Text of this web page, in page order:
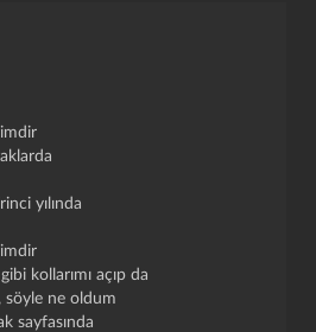
yılında
kollarımı açıp da
söyle ne oldum
sayfasında